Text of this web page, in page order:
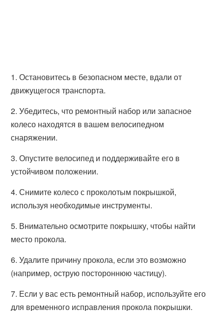
1. Остановитесь в безопасном месте, вдали от
движущегося транспорта.
2. Убедитесь, что ремонтный набор или запасное
колесо находятся в вашем велосипедном
снаряжении.
3. Опустите велосипед и поддерживайте его в
устойчивом положении.
4. Снимите колесо с проколотым покрышкой,
используя необходимые инструменты.
5. Внимательно осмотрите покрышку, чтобы найти
место прокола.
6. Удалите причину прокола, если это возможно
(например, острую постороннюю частицу).
7. Если у вас есть ремонтный набор, используйте его
для временного исправления прокола покрышки.